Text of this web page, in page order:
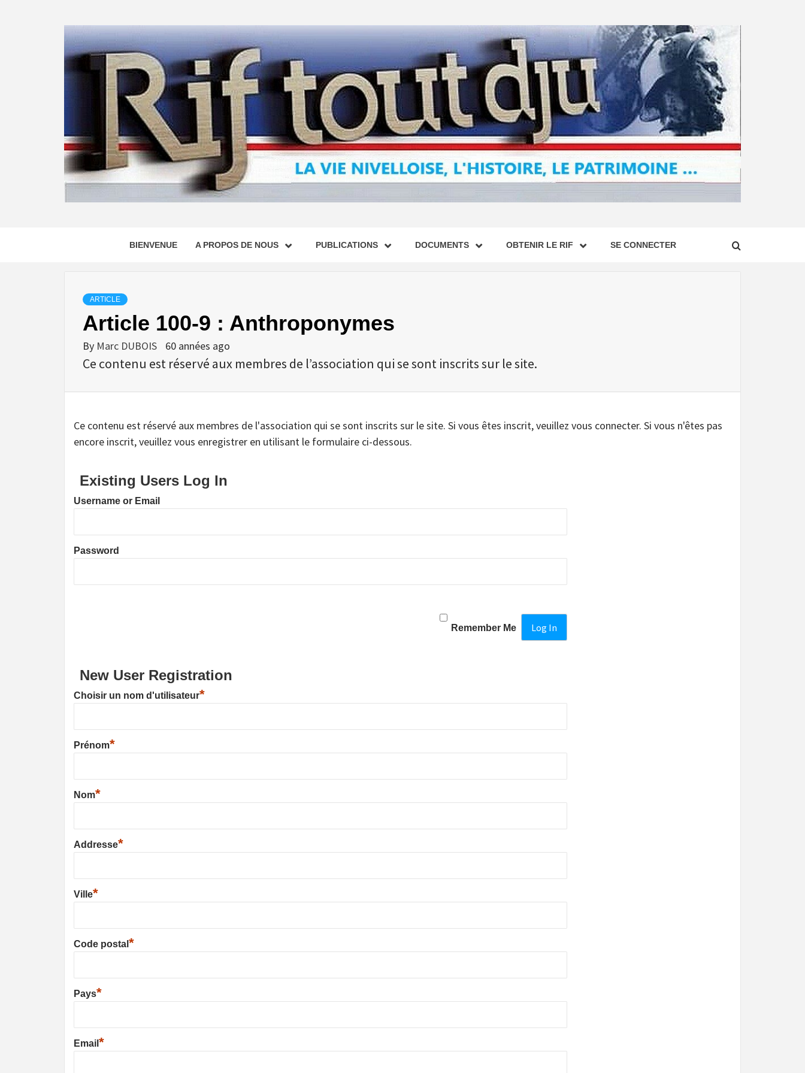
BIENVENUE A PROPOS DE NOUS PUBLICATIONS DOCUMENTS OBTENIR LE RIF SE CONNECTER
ARTICLE
Article 100-9 : Anthroponymes
By Marc DUBOIS 60 années ago
Ce contenu est réservé aux membres de l’association qui se sont inscrits sur le site.
Ce contenu est réservé aux membres de l'association qui se sont inscrits sur le site. Si vous êtes inscrit, veuillez vous connecter. Si vous n'êtes pas
encore inscrit, veuillez vous enregistrer en utilisant le formulaire ci-dessous.
Existing Users Log In
Username or Email
Password
Remember Me
New User Registration
Choisir un nom d'utilisateur*
Prénom*
Nom*
Addresse*
Ville*
Code postal *
Pays*
Email *